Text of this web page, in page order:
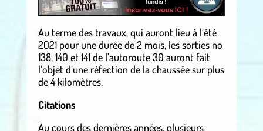
Au terme des travaux, qui auront lieu à l’été
2021 pour une durée de 2 mois, les sorties no
138, 140 et 141 de l’autoroute 30 auront fait
l’objet d’une réfection de la chaussée sur plus
de 4 kilomètres.
Citations
Au cours des dernières années, plusieurs